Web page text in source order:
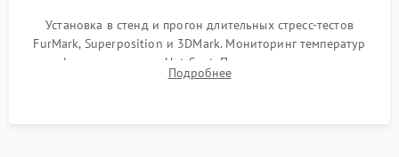
Установка в стенд и прогон длительных стресс-тестов
FurMark, Superposition и 3DMark. Мониторинг температур
графического чипа и Hot Spot. Проверка на отсутствие
артефактов изображения, вылетов драйвера и зависаний.
Подробнее